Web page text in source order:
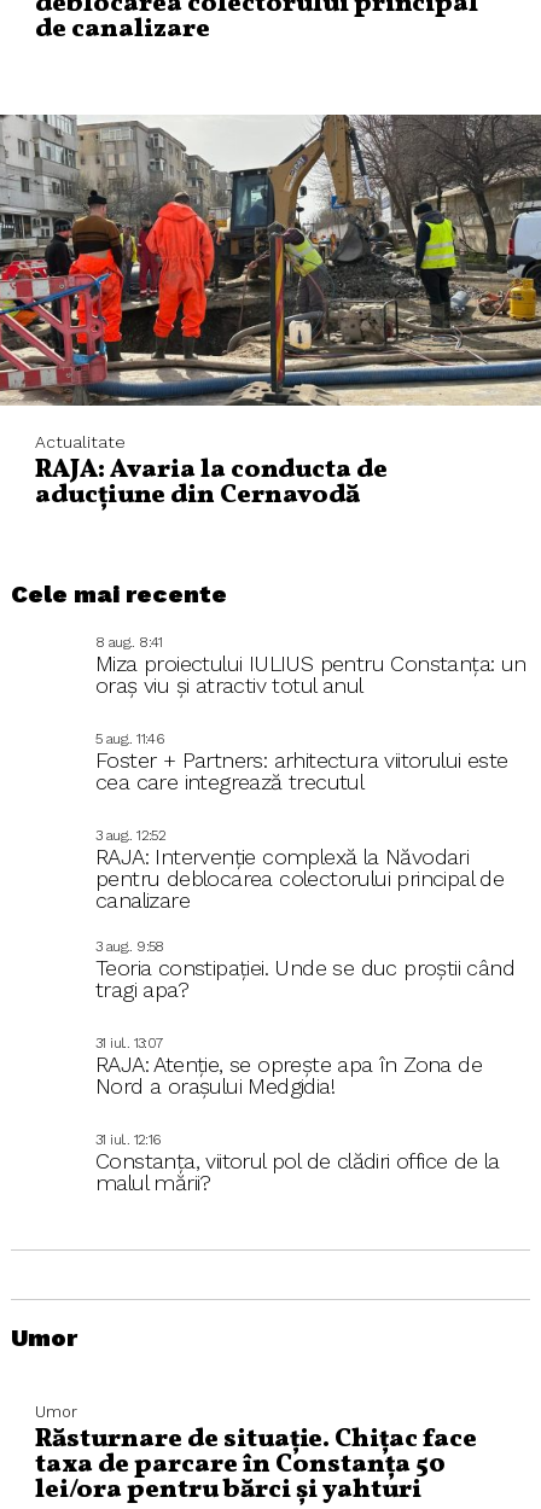
de canalizare
Actualitate
RAJA: Avaria la conducta de
aducțiune din Cernavodă
Cele mai recente
8 aug.. 8:41
Miza proiectului IULIUS pentru Constanța: un
oraș viu și atractiv totul anul
5 aug.. 11:46
Foster + Partners: arhitectura viitorului este
cea care integrează trecutul
3 aug.. 12:52
RAJA: Intervenție complexă la Năvodari
pentru deblocarea colectorului principal de
canalizare
3 aug.. 9:58
Teoria constipației. Unde se duc proștii când
tragi apa?
31 iul.. 13:07
RAJA: Atenție, se oprește apa în Zona de
Nord a orașului Medgidia!
31 iul.. 12:16
Constanța, viitorul pol de clădiri office de la
malul mării?
Umor
Umor
Răsturnare de situație. Chițac face
taxa de parcare în Constanța 50
lei/ora pentru bărci și yahturi